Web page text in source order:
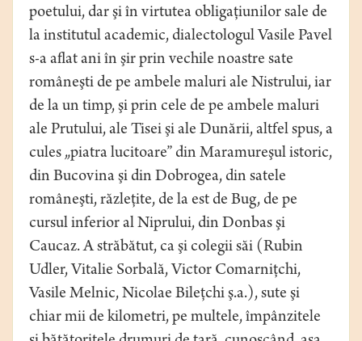
poetului, dar şi în virtutea obligaţiunilor sale de
la institutul academic, dialectologul Vasile Pavel
s-a aflat ani în şir prin vechile noastre sate
româneşti de pe ambele maluri ale Nistrului, iar
de la un timp, şi prin cele de pe ambele maluri
ale Prutului, ale Tisei şi ale Dunării, altfel spus, a
cules „piatra lucitoare” din Maramureşul istoric,
din Bucovina şi din Dobrogea, din satele
româneşti, răzleţite, de la est de Bug, de pe
cursul inferior al Niprului, din Donbas şi
Caucaz. A străbătut, ca şi colegii săi (Rubin
Udler, Vitalie Sorbală, Victor Comarniţchi,
Vasile Melnic, Nicolae Bileţchi ş.a.), sute şi
chiar mii de kilometri, pe multele, împânzitele